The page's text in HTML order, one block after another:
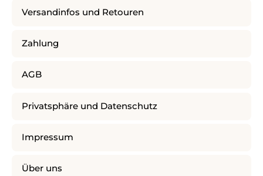
Versandinfos und Retouren
Zahlung
AGB
Privatsphäre und Datenschutz
Impressum
Über uns